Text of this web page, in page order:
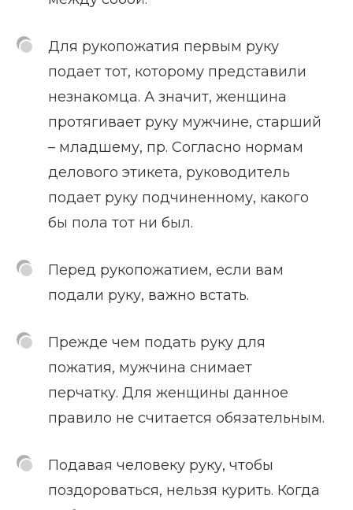
Для рукопожатия первым руку
подает тот, которому представили
незнакомца. А значит, женщина
протягивает руку мужчине, старший
– младшему, пр. Согласно нормам
делового этикета, руководитель
подает руку подчиненному, какого
бы пола тот ни был.
Перед рукопожатием, если вам
подали руку, важно встать.
Прежде чем подать руку для
пожатия, мужчина снимает
перчатку. Для женщины данное
правило не считается обязательным.
Подавая человеку руку, чтобы
поздороваться, нельзя курить. Когда